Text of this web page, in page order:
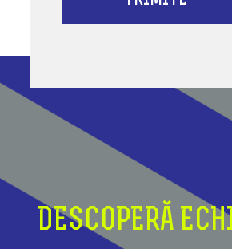
DESCOPERĂ